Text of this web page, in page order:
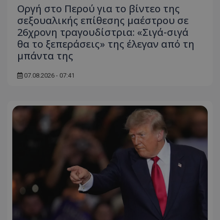
Οργή στο Περού για το βίντεο της
σεξουαλικής επίθεσης μαέστρου σε
26χρονη τραγουδίστρια: «Σιγά-σιγά
θα το ξεπεράσεις» της έλεγαν από τη
μπάντα της
07.08.2026 - 07:41
ASP.NET_SessionId
Microsoft Corporation
VISITOR_PRIVACY_METADATA
YouTube
.youtube.com